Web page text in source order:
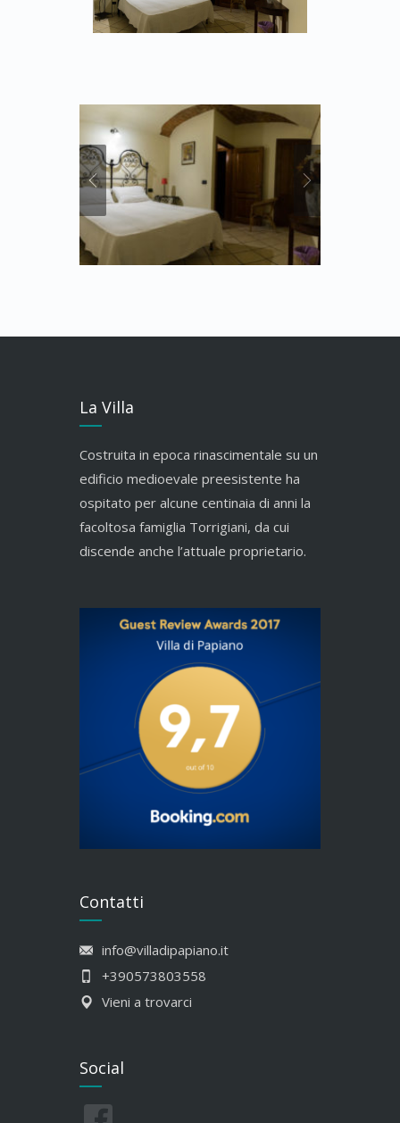
La Villa
Costruita in epoca rinascimentale su un
edificio medioevale preesistente ha
ospitato per alcune centinaia di anni la
facoltosa famiglia Torrigiani, da cui
discende anche l’attuale proprietario.
Contatti
info@villadipapiano.it
+390573803558
Vieni a trovarci
Social